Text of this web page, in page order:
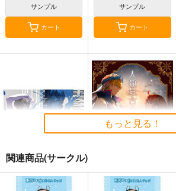
サンプル
カート
サンプル
カート
BLUE nankaAkanjin
人類最古と人類最後 I
もっと見る！
関連商品(サークル)